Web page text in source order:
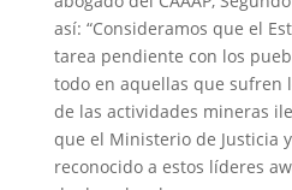
así: “Consideramos que el
tarea pendiente con los
todo en aquellas que sufren
de las actividades mineras
que el Ministerio de Justicia
reconocido a estos líderes